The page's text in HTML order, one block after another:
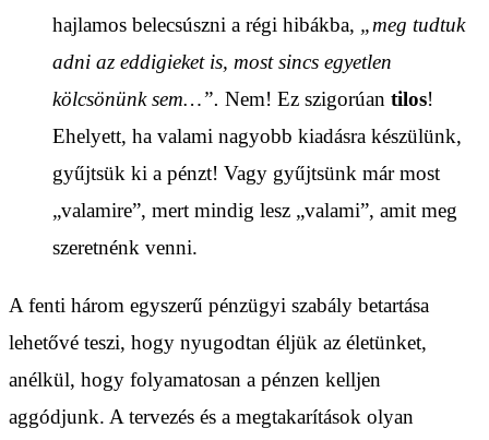
hajlamos belecsúszni a régi hibákba, „meg tudtuk
adni az eddigieket is, most sincs egyetlen
kölcsönünk sem…”. Nem! Ez szigorúan tilos!
Ehelyett, ha valami nagyobb kiadásra készülünk,
gyűjtsük ki a pénzt! Vagy gyűjtsünk már most
„valamire”, mert mindig lesz „valami”, amit meg
szeretnénk venni.
A fenti három egyszerű pénzügyi szabály betartása
lehetővé teszi, hogy nyugodtan éljük az életünket,
anélkül, hogy folyamatosan a pénzen kelljen
aggódjunk. A tervezés és a megtakarítások olyan